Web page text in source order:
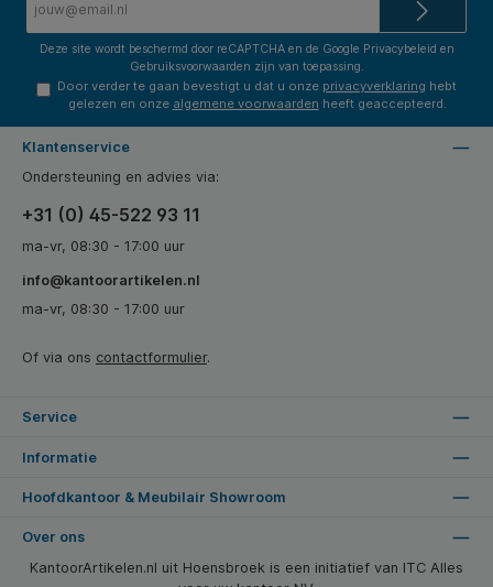
Deze site wordt beschermd door reCAPTCHA en de Google Privacybeleid en
Gebruiksvoorwaarden zijn van toepassing.
Door verder te gaan bevestigt u dat u onze privacyverklaring hebt
gelezen en onze algemene voorwaarden heeft geaccepteerd.
Klantenservice
Ondersteuning en advies via:
+31 (0) 45-522 93 11
ma-vr, 08:30 - 17:00 uur
info@kantoorartikelen.nl
ma-vr, 08:30 - 17:00 uur
Of via ons contactformulier.
Service
Informatie
Hoofdkantoor & Meubilair Showroom
Over ons
KantoorArtikelen.nl uit Hoensbroek is een initiatief van ITC Alles